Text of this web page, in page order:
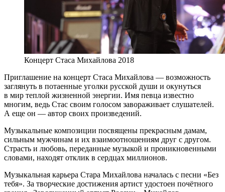
Концерт Стаса Михайлова 2018
Приглашение на концерт Стаса Михайлова — возможность
заглянуть в потаенные уголки русской души и окунуться
в мир теплой жизненной энергии. Имя певца известно
многим, ведь Стас своим голосом завораживает слушателей.
А еще он — автор своих произведений.
Музыкальные композиции посвящены прекрасным дамам,
сильным мужчинам и их взаимоотношениям друг с другом.
Страсть и любовь, переданные музыкой и проникновенными
словами, находят отклик в сердцах миллионов.
Музыкальная карьера Стара Михайлова началась с песни «Без
тебя». За творческие достижения артист удостоен почётного